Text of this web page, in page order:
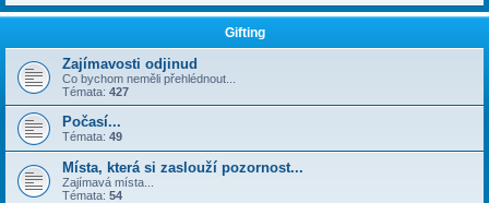
Gifting
Zajímavosti odjinud
Co bychom neměli přehlédnout...
Témata: 427
Počasí...
Témata: 49
Místa, která si zaslouží pozornost...
Zajímavá místa...
Témata: 54